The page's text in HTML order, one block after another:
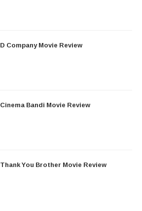
D Company Movie Review
Cinema Bandi Movie Review
Thank You Brother Movie Review